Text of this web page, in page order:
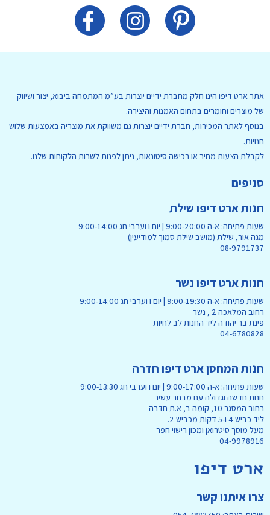
אתר ארט דיפו הינו חלק מחברת ידיים יוצרות בע”מ המתמחה ביבוא, יצור ושיווק
של מוצרים וחומרים בתחום האמנות והיצירה.
בנוסף לאתר המכירות, חברת ידיים יוצרות גם משווקת את מוצריה באמצעות שלוש
חנויות.
לקבלת הצעות מחיר או רכישה סיטונאות, ניתן לפנות לשרות הלקוחות שלנו.
סניפים
חנות ארט דיפו שילת
שעות פתיחה: א-ה 9:00-20:00 | יום ו וערבי חג 9:00-14:00
מגה אור, שילת (מושב שילת סמוך למודיעין)
08-9791737
חנות ארט דיפו נשר
שעות פתיחה: א-ה 9:00-19:30 | יום ו וערבי חג 9:00-14:00
רחוב המלאכה 2 , נשר
פינת בר יהודה ליד החנות לב לחיות
04-6780828
חנות המחסן ארט דיפו חדרה
שעות פתיחה: א-ה 9:00-17:00 | יום ו וערבי חג 9:00-13:30
חנות חדשה וגדולה עם מבחר עשיר
רחוב המסגר 10, קומה ב, א.ת חדרה
ליד כביש 4 ו-5 דקות מכביש 2.
מעל מוסך סיטרואן ומכון רישוי חפר
04-9978916
ארט דיפו
צרו איתנו קשר